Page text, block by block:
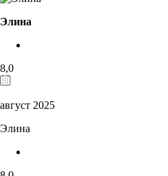
Элина
8,0
август 2025
Элина